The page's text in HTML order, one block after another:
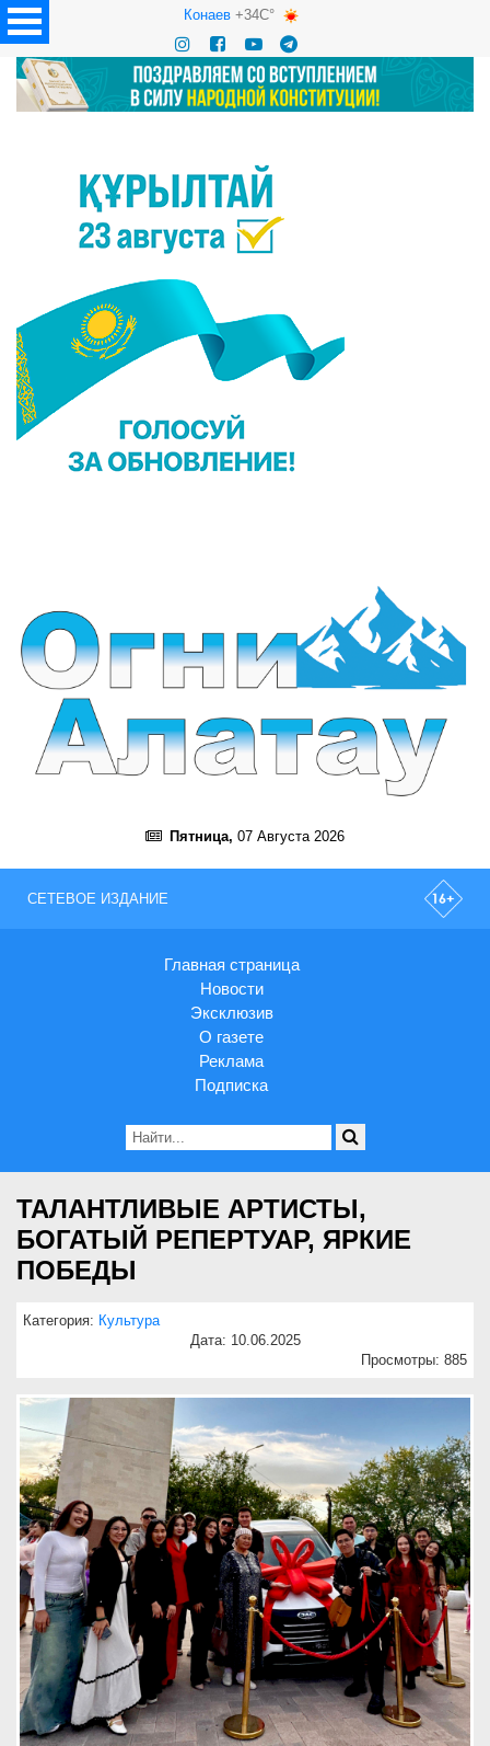
Конаев+34C°
Пятница, 07 Августа 2026
СЕТЕВОЕ ИЗДАНИЕ
Главная страница
Новости
Эксклюзив
О газете
Реклама
Подписка
ТАЛАНТЛИВЫЕ АРТИСТЫ,
БОГАТЫЙ РЕПЕРТУАР, ЯРКИЕ
ПОБЕДЫ
Категория: Культура
Дата: 10.06.2025
Просмотры: 885